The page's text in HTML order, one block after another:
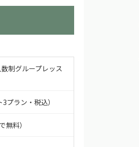
制グループレッス
プラン・税込）
料）